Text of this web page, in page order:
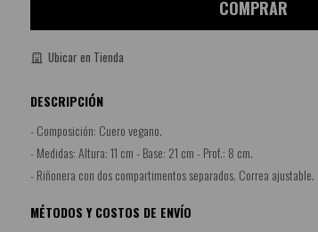
COMPRAR
Ubicar en Tienda
DESCRIPCIÓN
- Composición: Cuero vegano.
- Medidas: Altura: 11 cm - Base: 21 cm - Prof.: 8 cm.
- Riñonera con dos compartimentos separados. Correa ajustable.
MÉTODOS Y COSTOS DE ENVÍO